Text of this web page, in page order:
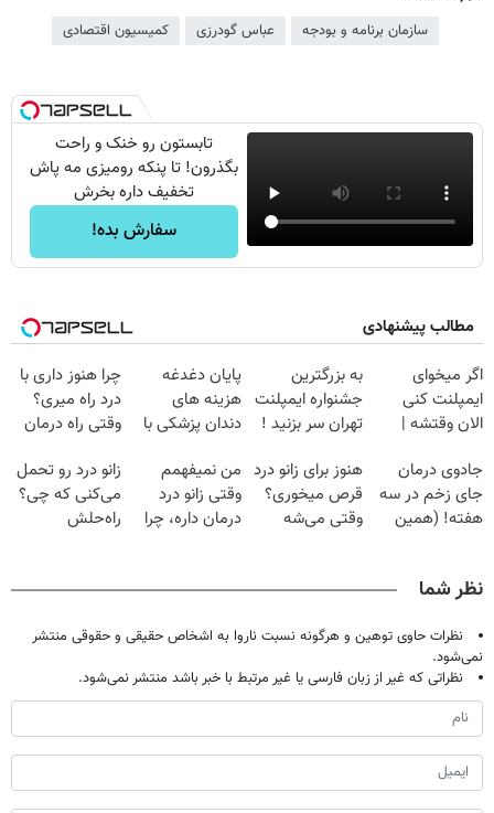
سازمان برنامه و بودجه عباس گودرزی کمیسیون اقتصادی
تابستون رو خنک و راحت
بگذرون! تا پنکه رومیزی مه پاش
تخفیف داره بخرش
سفارش بده!
مطالب پیشنهادی
اگر میخوای
ایمپلنت کنی
الان وقتشه |
میلیون تومان!!!
به بزرگترین
جشنواره ایمپلنت
تهران سر بزنید !
میلیون !
پایان دغدغه
هزینه های
دندان پزشکی با
خانگی
چرا هنوز داری با
درد راه میری؟
وقتی راه درمان
جادوی درمان
جای زخم در سه
هفته! (همین
هنوز برای زانو درد
قرص میخوری؟
وقتی می‌شه
من نمیفهمم
وقتی زانو درد
درمان داره، چرا
زانو درد رو تحمل
می‌کنی که چی؟
راه‌حلش
نظر شما
نظرات حاوی توهین و هرگونه نسبت ناروا به اشخاص حقیقی و حقوقی منتشر
نمی‌شود.
نظراتی که غیر از زبان فارسی یا غیر مرتبط با خبر باشد منتشر نمی‌شود.